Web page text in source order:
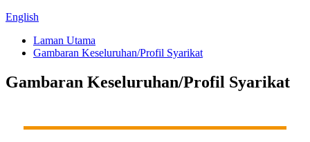
English
Laman Utama
Gambaran Keseluruhan/Profil Syarikat
Gambaran Keseluruhan/Profil Syarikat